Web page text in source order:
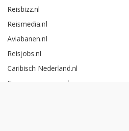
Reisbizz.nl
Reismedia.nl
Aviabanen.nl
Reisjobs.nl
Caribisch Nederland.nl
Careerexperience.nl